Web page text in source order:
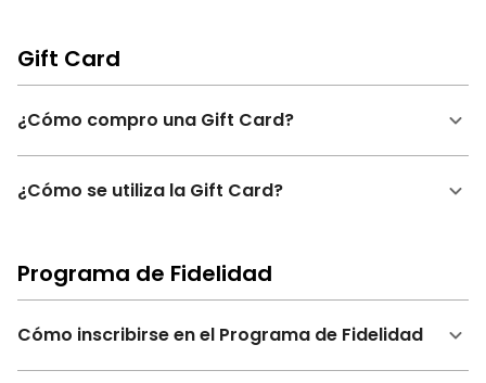
Gift Card
¿Cómo compro una Gift Card?
¿Cómo se utiliza la Gift Card?
Programa de Fidelidad
Cómo inscribirse en el Programa de Fidelidad